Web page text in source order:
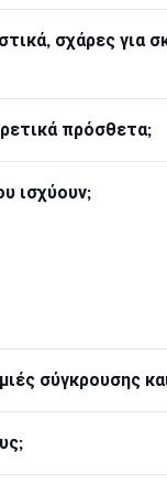
σχάρες για
πρόσθετα;
ισχύουν;
σύγκρουσης